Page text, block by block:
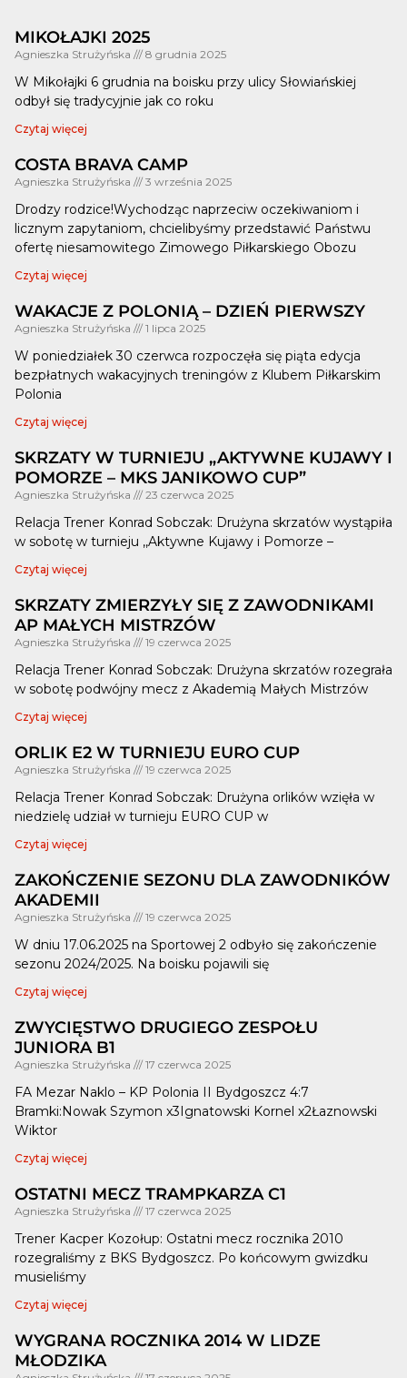
MIKOŁAJKI 2025
Agnieszka Strużyńska 8 grudnia 2025
W Mikołajki 6 grudnia na boisku przy ulicy Słowiańskiej
odbył się tradycyjnie jak co roku
Czytaj więcej
COSTA BRAVA CAMP
Agnieszka Strużyńska 3 września 2025
Drodzy rodzice!Wychodząc naprzeciw oczekiwaniom i
licznym zapytaniom, chcielibyśmy przedstawić Państwu
ofertę niesamowitego Zimowego Piłkarskiego Obozu
Czytaj więcej
WAKACJE Z POLONIĄ – DZIEŃ PIERWSZY
Agnieszka Strużyńska 1 lipca 2025
W poniedziałek 30 czerwca rozpoczęła się piąta edycja
bezpłatnych wakacyjnych treningów z Klubem Piłkarskim
Polonia
Czytaj więcej
SKRZATY W TURNIEJU „AKTYWNE KUJAWY I
POMORZE – MKS JANIKOWO CUP”
Agnieszka Strużyńska 23 czerwca 2025
Relacja Trener Konrad Sobczak: Drużyna skrzatów wystąpiła
w sobotę w turnieju ,,Aktywne Kujawy i Pomorze –
Czytaj więcej
SKRZATY ZMIERZYŁY SIĘ Z ZAWODNIKAMI
AP MAŁYCH MISTRZÓW
Agnieszka Strużyńska 19 czerwca 2025
Relacja Trener Konrad Sobczak: Drużyna skrzatów rozegrała
w sobotę podwójny mecz z Akademią Małych Mistrzów
Czytaj więcej
ORLIK E2 W TURNIEJU EURO CUP
Agnieszka Strużyńska 19 czerwca 2025
Relacja Trener Konrad Sobczak: Drużyna orlików wzięła w
niedzielę udział w turnieju EURO CUP w
Czytaj więcej
ZAKOŃCZENIE SEZONU DLA ZAWODNIKÓW
AKADEMII
Agnieszka Strużyńska 19 czerwca 2025
W dniu 17.06.2025 na Sportowej 2 odbyło się zakończenie
sezonu 2024/2025. Na boisku pojawili się
Czytaj więcej
ZWYCIĘSTWO DRUGIEGO ZESPOŁU
JUNIORA B1
Agnieszka Strużyńska 17 czerwca 2025
FA Mezar Naklo – KP Polonia II Bydgoszcz 4:7
Bramki:Nowak Szymon x3Ignatowski Kornel x2Łaznowski
Wiktor
Czytaj więcej
OSTATNI MECZ TRAMPKARZA C1
Agnieszka Strużyńska 17 czerwca 2025
Trener Kacper Kozołup: Ostatni mecz rocznika 2010
rozegraliśmy z BKS Bydgoszcz. Po końcowym gwizdku
musieliśmy
Czytaj więcej
WYGRANA ROCZNIKA 2014 W LIDZE
MŁODZIKA